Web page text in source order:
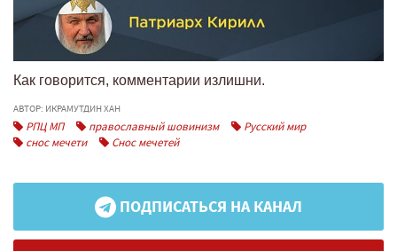
Как говорится, комментарии излишни.
АВТОР: ИКРАМУТДИН ХАН
РПЦ МП православный шовинизм
Русский мир
снос мечети
Снос мечетей
ПОДПИСАТЬСЯ НА КАНАЛ